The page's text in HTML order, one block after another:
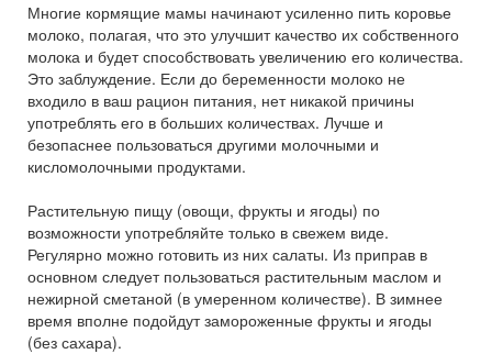
Многие кормящие мамы начинают усиленно пить коровье
молоко, полагая, что это улучшит качество их собственного
молока и будет способствовать увеличению его количества.
Это заблуждение. Если до беременности молоко не
входило в ваш рацион питания, нет никакой причины
употреблять его в больших количествах. Лучше и
безопаснее пользоваться другими молочными и
кисломолочными продуктами.
Растительную пищу (овощи, фрукты и ягоды) по
возможности употребляйте только в свежем виде.
Регулярно можно готовить из них салаты. Из приправ в
основном следует пользоваться растительным маслом и
нежирной сметаной (в умеренном количестве). В зимнее
время вполне подойдут замороженные фрукты и ягоды
(без сахара).